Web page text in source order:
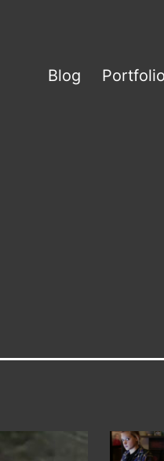
Blog Portfolio